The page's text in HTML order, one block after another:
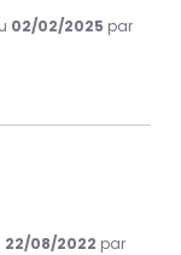
02/02/2025 par
22/08/2022 par